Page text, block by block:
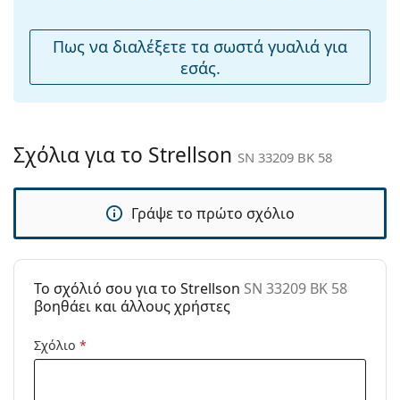
Αξεσουάρ
θήκη:
Άλλα
Τύπος:
Ανδρικά
Γυαλιά Ηλίου Επώνυμες Μάρκες
Χρήση:
Μόδα
Μοντέλο:
SN 33209 BK 58
Πως να διαλέξετε τα σωστά γυαλιά για
εσάς.
Σχόλια για το Strellson SN 33209 BK 58
Γράψε το πρώτο σχόλιο
To σχόλιό σου για το Strellson SN 33209 BK 58
βοηθάει και άλλους χρήστες
Σχόλιο *